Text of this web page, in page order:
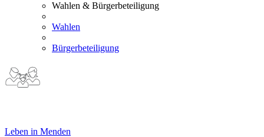
Wahlen & Bürgerbeteiligung
Wahlen
Bürgerbeteiligung
Leben in Menden